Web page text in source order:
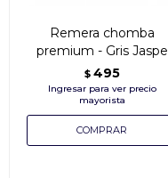
Remera chomba
premium - Gris Jaspe
$ 495